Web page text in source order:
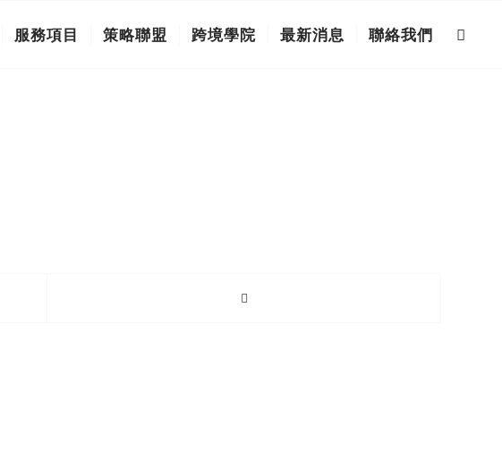
服務項目 策略聯盟 跨境學院 最新消息 聯絡我們